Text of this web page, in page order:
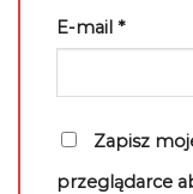
E-mail *
Zapisz
przeglądarce